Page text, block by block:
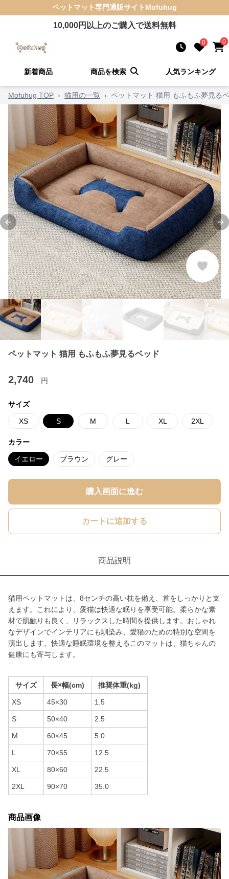
ペットマット専門通販サイト Mofuhug
10,000円以上のご購入で送料無料
0 0
新着商品 商品を検索 人気ランキング
Mofuhug TOP › 猫用の一覧 › ペットマット 猫用 もふもふ夢見る
Previous slide
ペットマット 猫用 もふもふ夢見るベッド
2,740 円
サイズ
XS S M L XL 2XL
カラー
イエロー ブラウン グレー
購入画面に進む
カートに追加する
商品説明
猫用ペットマットは、8センチの高い枕を備え、首をしっかりと支
えます。これにより、愛猫は快適な眠りを享受可能。柔らかな素
材で肌触りも良く、リラックスした時間を提供します。おしゃれ
なデザインでインテリアにも馴染み、愛猫のための特別な空間を
演出します。快適な睡眠環境を整えるこのマットは、猫ちゃんの
健康にも寄与します。
サイズ 長×幅(cm) 推奨体重(kg)
XS 45×30 1.5
S 50×40 2.5
M 60×45 5.0
L 70×55 12.5
XL 80×60 22.5
2XL 90×70 35.0
商品画像